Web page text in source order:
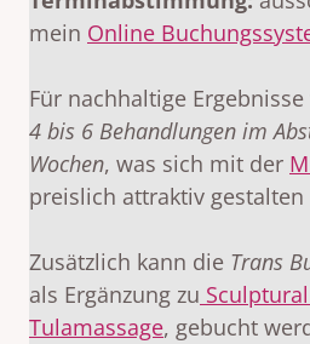
mein Online
Für nachhaltige
4 bis 6 Behandlungen im
Wochen, was sich mit der
preislich attraktiv gestalten
Zusätzlich kann die Trans
als Ergänzung zu
Tulamassage, gebucht